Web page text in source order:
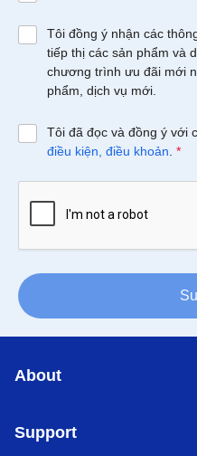
Tôi đồng ý nhận các
tiếp thị các sản phẩm và
chương trình ưu đãi mới
phẩm, dịch vụ mới.
Tôi đã đọc và đồng ý với
điều kiện, điều khoản *
About
Support